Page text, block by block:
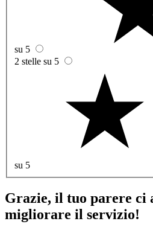
su 5
2 stelle su 5
su 5
Grazie, il tuo parere ci
migliorare il servizio!